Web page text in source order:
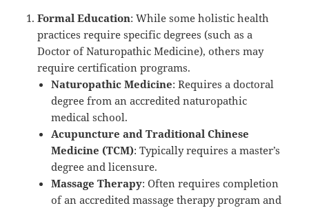
Formal Education: While some holistic health
practices require specific degrees (such as a
Doctor of Naturopathic Medicine), others may
require certification programs.
Naturopathic Medicine: Requires a doctoral
degree from an accredited naturopathic
medical school.
Acupuncture and Traditional Chinese
Medicine (TCM): Typically requires a master’s
degree and licensure.
Massage Therapy: Often requires completion
of an accredited massage therapy program and